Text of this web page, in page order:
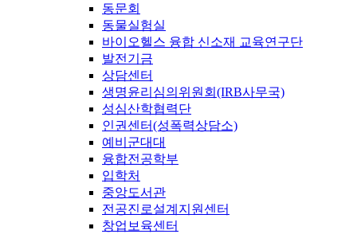
동문회
동물실험실
바이오헬스 융합 신소재 교육연구단
발전기금
상담센터
생명윤리심의위원회(IRB사무국)
성심산학협력단
인권센터(성폭력상담소)
예비군대대
융합전공학부
입학처
중앙도서관
전공진로설계지원센터
창업보육센터